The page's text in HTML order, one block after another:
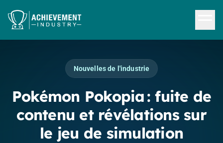
Nouvelles de l'industrie
Pokémon Pokopia : fuite de
contenu et révélations sur
le jeu de simulation